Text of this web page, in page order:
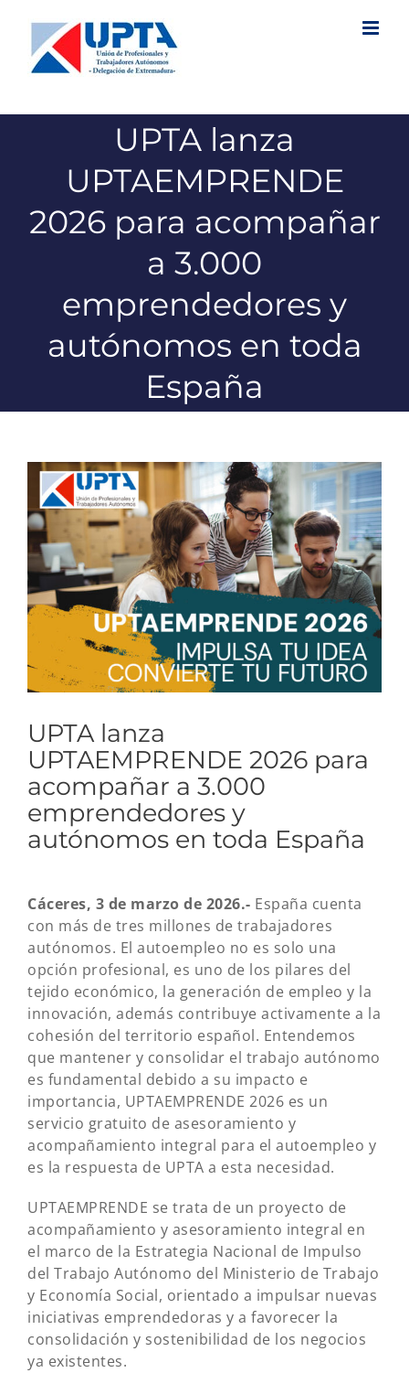
contenido
UPTA lanza
UPTAEMPRENDE
2026 para acompañar
a 3.000
emprendedores y
autónomos en toda
España
Ver
imagen
más
grande
UPTA lanza
UPTAEMPRENDE 2026 para
acompañar a 3.000
emprendedores y
autónomos en toda España
Cáceres, 3 de marzo de 2026.- España cuenta
con más de tres millones de trabajadores
autónomos. El autoempleo no es solo una
opción profesional, es uno de los pilares del
tejido económico, la generación de empleo y la
innovación, además contribuye activamente a la
cohesión del territorio español. Entendemos
que mantener y consolidar el trabajo autónomo
es fundamental debido a su impacto e
importancia, UPTAEMPRENDE 2026 es un
servicio gratuito de asesoramiento y
acompañamiento integral para el autoempleo y
es la respuesta de UPTA a esta necesidad.
UPTAEMPRENDE se trata de un proyecto de
acompañamiento y asesoramiento integral en
el marco de la Estrategia Nacional de Impulso
del Trabajo Autónomo del Ministerio de Trabajo
y Economía Social, orientado a impulsar nuevas
iniciativas emprendedoras y a favorecer la
consolidación y sostenibilidad de los negocios
ya existentes.